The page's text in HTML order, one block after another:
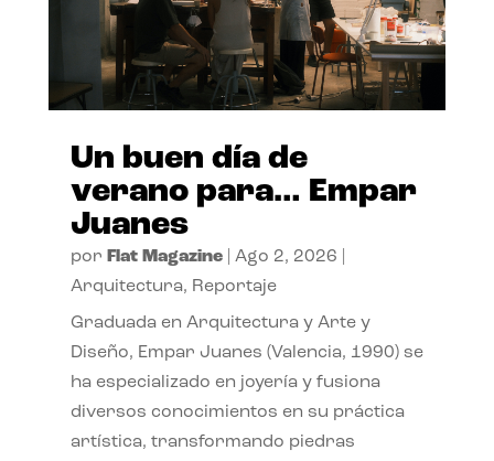
Un buen día de
verano para… Empar
Juanes
por Flat Magazine| Ago 2, 2026
Arquitectura, Reportaje
Graduada en Arquitectura y Arte y
Diseño, Empar Juanes (Valencia, 1990) se
ha especializado en joyería y fusiona
diversos conocimientos en su práctica
artística, transformando piedras